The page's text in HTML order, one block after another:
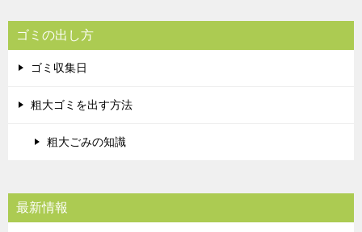
ゴミの出し方
ゴミ収集日
粗大ゴミを出す方法
粗大ごみの知識
最新情報